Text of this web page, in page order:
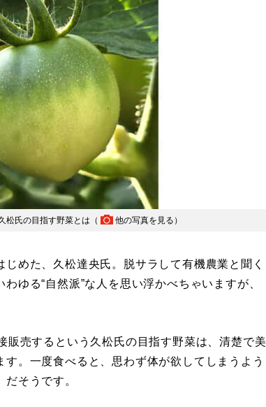
松氏の目指す野菜とは（ 他の写真を見る ）
めた、久松達央氏。脱サラして有機農業と聞く
ゆる“自然派”な人を思い浮かべちゃいますが、
売するという久松氏の目指す野菜は、清楚で美
。一度食べると、思わず体が欲してしまうよう
そうです。